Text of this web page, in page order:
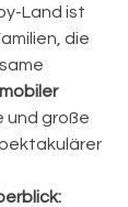
Land ist
die
mobiler
große